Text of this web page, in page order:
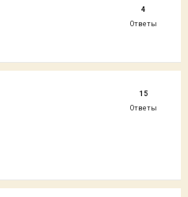
4
Ответы
15
Ответы